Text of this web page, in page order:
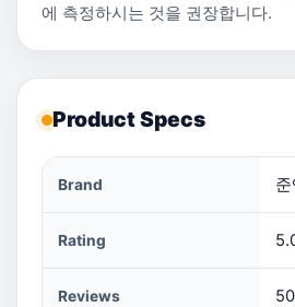
에 측정하시는 것을 권장합니다.
Product Specs
Brand
Rating
Reviews